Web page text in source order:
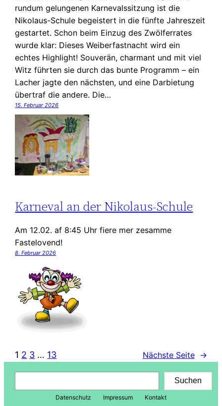
rundum gelungenen Karnevalssitzung ist die
Nikolaus-Schule begeistert in die fünfte Jahreszeit
gestartet. Schon beim Einzug des Zwölferrates
wurde klar: Dieses Weiberfastnacht wird ein
echtes Highlight! Souverän, charmant und mit viel
Witz führten sie durch das bunte Programm – ein
Lacher jagte den nächsten, und eine Darbietung
übertraf die andere. Die…
15. Februar 2026
Karneval an der Nikolaus-Schule
Am 12.02. af 8:45 Uhr fiere mer zesamme
Fastelovend!
8. Februar 2026
1 2 3 … 13 Nächste Seite →
Suchen
Datenschutz Impressum Kontakt